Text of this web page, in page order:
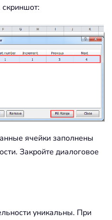
скриншот:
ячейки заполнены
Закройте диалоговое
уникальны. При